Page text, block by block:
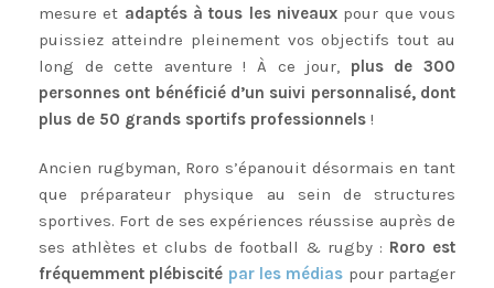
mesure et adaptés à tous les niveaux pour que vous
puissiez atteindre pleinement vos objectifs tout au
long de cette aventure ! À ce jour, plus de 300
personnes ont bénéficié d’un suivi personnalisé, dont
plus de 50 grands sportifs professionnels !
Ancien rugbyman, Roro s’épanouit désormais en tant
que préparateur physique au sein de structures
sportives. Fort de ses expériences réussise auprès de
ses athlètes et clubs de football & rugby : Roro est
fréquemment plébiscité par les médias pour partager